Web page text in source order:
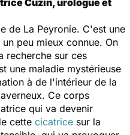
de La Peyronie. C'est une
peu mieux connue. On
recherche sur ces
une maladie mystérieuse
à de l'intérieur de la
Ce corps
qui va devenir
cette cicatrice sur la